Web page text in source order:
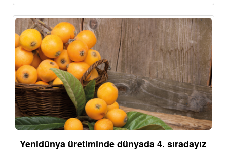
Yenidünya üretiminde dünyada 4. sıradayız